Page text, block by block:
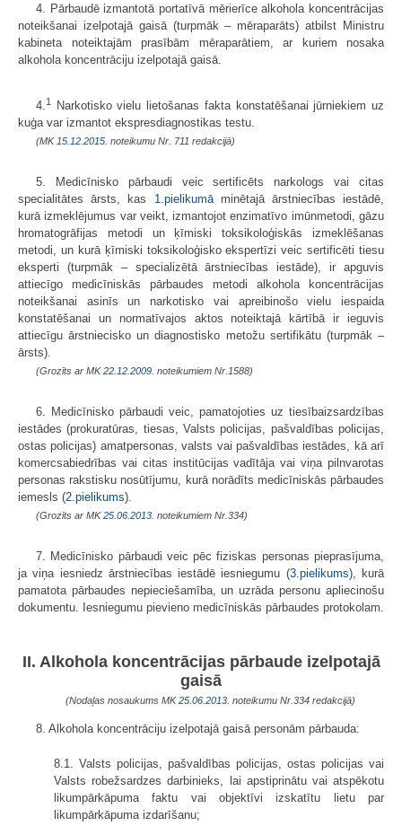
4. Pārbaudē izmantotā portatīvā mērierīce alkohola koncentrācijas
noteikšanai izelpotajā gaisā (turpmāk – mēraparāts) atbilst Ministru
kabineta noteiktajām prasībām mēraparātiem, ar kuriem nosaka
alkohola koncentrāciju izelpotajā gaisā.
4.1
Narkotisko vielu lietošanas fakta konstatēšanai jūrniekiem uz
kuģa var izmantot ekspresdiagnostikas testu.
(MK 15.12.2015. noteikumu Nr. 711 redakcijā)
5. Medicīnisko pārbaudi veic sertificēts narkologs vai citas
specialitātes ārsts, kas 1.pielikumāminētajā ārstniecības iestādē,
kurā izmeklējumus var veikt, izmantojot enzimatīvo imūnmetodi, gāzu
hromatogrāfijas metodi un ķīmiski toksikoloģiskās izmeklēšanas
metodi, un kurā ķīmiski toksikoloģisko ekspertīzi veic sertificēti tiesu
eksperti (turpmāk – specializētā ārstniecības iestāde), ir apguvis
attiecīgo medicīniskās pārbaudes metodi alkohola koncentrācijas
noteikšanai asinīs un narkotisko vai apreibinošo vielu iespaida
konstatēšanai un normatīvajos aktos noteiktajā kārtībā ir ieguvis
attiecīgu ārstniecisko un diagnostisko metožu sertifikātu (turpmāk –
ārsts).
(Grozīts ar MK22.12.2009. noteikumiem Nr.1588)
6. Medicīnisko pārbaudi veic, pamatojoties uz tiesībaizsardzības
iestādes (prokuratūras, tiesas, Valsts policijas, pašvaldības policijas,
ostas policijas) amatpersonas, valsts vai pašvaldības iestādes, kā arī
komercsabiedrības vai citas institūcijas vadītāja vai viņa pilnvarotas
personas rakstisku nosūtījumu, kurā norādīts medicīniskās pārbaudes
iemesls (2.pielikums).
(Grozīts ar MK25.06.2013. noteikumiem Nr.334)
7. Medicīnisko pārbaudi veic pēc fiziskas personas pieprasījuma,
ja viņa iesniedz ārstniecības iestādē iesniegumu (3.pielikums), kurā
pamatota pārbaudes nepieciešamība, un uzrāda personu apliecinošu
dokumentu. Iesniegumu pievieno medicīniskās pārbaudes protokolam.
II. Alkohola koncentrācijas pārbaude izelpotajā
gaisā
(Nodaļas nosaukums MK25.06.2013. noteikumu Nr.334 redakcijā)
8. Alkohola koncentrāciju izelpotajā gaisā personām pārbauda:
8.1. Valsts policijas, pašvaldības policijas, ostas policijas vai
Valsts robežsardzes darbinieks, lai apstiprinātu vai atspēkotu
likumpārkāpuma faktu vai objektīvi izskatītu lietu par
likumpārkāpuma izdarīšanu;